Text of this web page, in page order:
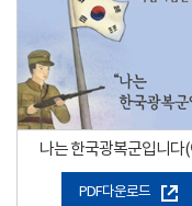
PDF다운로드